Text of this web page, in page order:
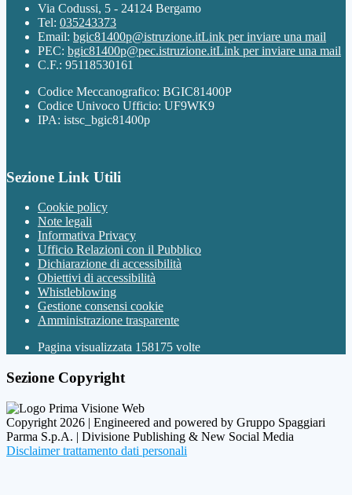
Via Codussi, 5 - 24124 Bergamo
Tel: 035243373
Email: bgic81400p@istruzione.itLink per inviare una mail
PEC: bgic81400p@pec.istruzione.itLink per inviare una mail
C.F.: 95118530161
Codice Meccanografico: BGIC81400P
Codice Univoco Ufficio: UF9WK9
IPA: istsc_bgic81400p
Sezione Link Utili
Cookie policy
Note legali
Informativa Privacy
Ufficio Relazioni con il Pubblico
Dichiarazione di accessibilità
Obiettivi di accessibilità
Whistleblowing
Gestione consensi cookie
Amministrazione trasparente
Pagina visualizzata 158175 volte
Sezione Copyright
Copyright 2026 | Engineered and powered by Gruppo Spaggiari
Parma S.p.A. | Divisione Publishing & New Social Media
Disclaimer trattamento dati personali